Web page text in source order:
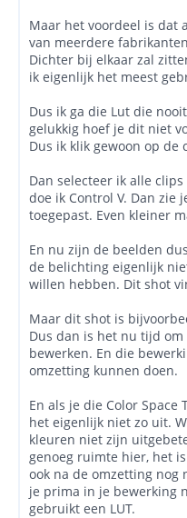
Maar het voordeel is dat
van meerdere
Dichter bij elkaar zal
ik eigenlijk het meest
Dus ik ga die Lut die
gelukkig hoef je dit niet
Dus ik klik gewoon op de
Dan selecteer ik alle
doe ik Control V. Dan zie
toegepast. Even kleiner
En nu zijn de beelden
de belichting eigenlijk
willen hebben. Dit shot
Maar dit shot is
Dus dan is het nu tijd om
bewerken. En die
omzetting kunnen doen.
En als je die Color
het eigenlijk niet zo uit.
kleuren niet zijn
genoeg ruimte hier, het
ook na de omzetting
je prima in je bewerking
gebruikt een LUT.